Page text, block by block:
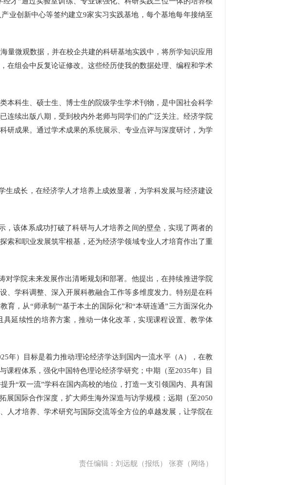
业创新中心等签约建立9家实习实践基地，每个基地每年接纳至
微观数据，并在校企共建的科研基地实践中，将所学知识应用
在组会中反复论证修改。这些经历使我的数据处理、编程和学术
科生、硕士生、博士生的院级学生学术刊物，是中国社会科学
连续出版八期，受到校内外老师与同学们的广泛关注。经济学院
研成果。通过学术成果的系统展示、专业点评与深度研讨，为学
成长，在经济学人才培养上成效显著，为学科发展与经济建设
该体系成功打破了科研与人才培养之间的壁垒，实现了两者的
索和职业发展筑牢根基，还为经济学领域专业人才培育作出了重
学院未来发展作出清晰规划和部署。他提出，在持续推进学院
、学科调整、深入开展科教融合工作等多维度发力。特别是在科
，从“师承制”“基于本土的国际化”和“本研连通”三方面深化办
延续性的培养方案，推动一体化改革，实现课程设置、教学体
）目标是着力推动理论经济学达到国内一流水平（A），在教
程体系，强化中国特色理论经济学研究；中期（至2035年）目
升“双一流”学科在国内高校的地位，打造一支引领国内、具有国
展国际合作深度，扩大师生海外深造与访学规模；远期（至2050
人才培养、学术研究与国际交流等全方位的卓越发展，让学院在
责任编辑：刘远舰（报纸） 张赛（网络）